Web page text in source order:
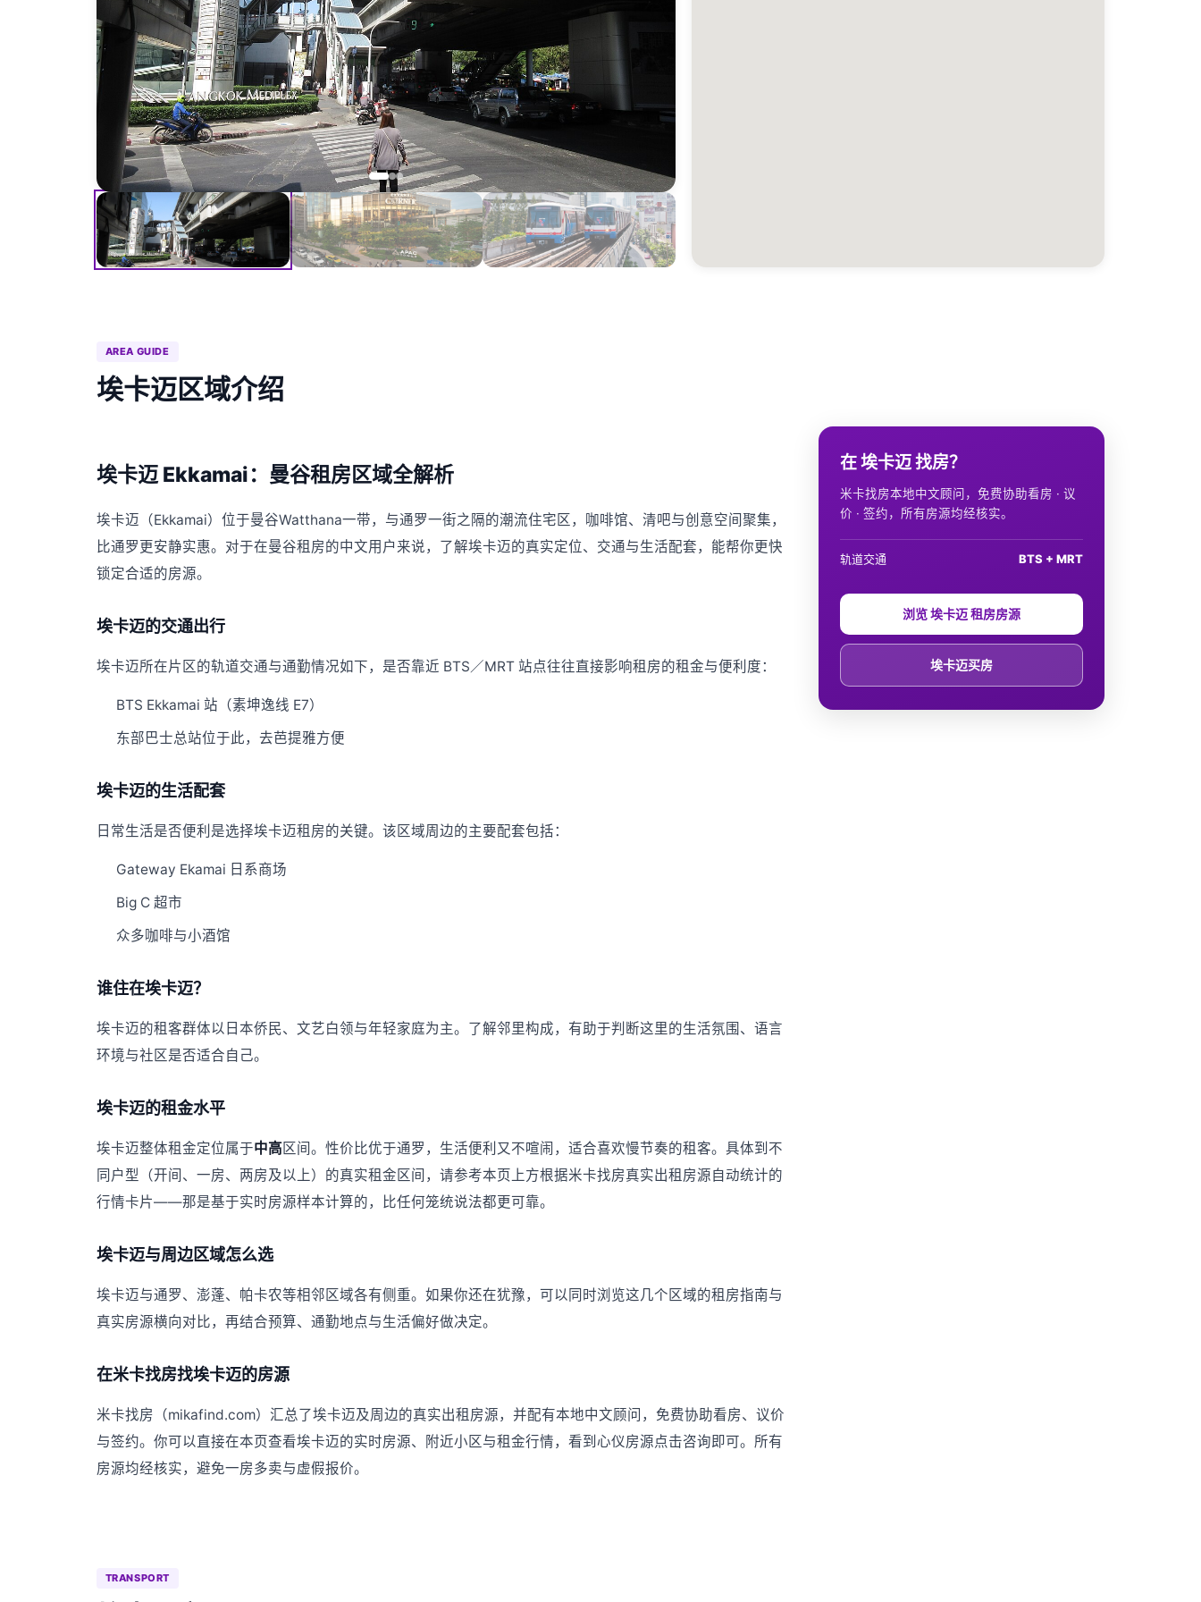
AREA GUIDE
埃卡迈区域介绍
埃卡迈 Ekkamai：曼谷租房区域全解析
埃卡迈（Ekkamai）位于曼谷Watthana一带，与通罗一街之隔的潮流住宅区，咖啡馆、清吧与创意空间聚集，
比通罗更安静实惠。对于在曼谷租房的中文用户来说，了解埃卡迈的真实定位、交通与生活配套，能帮你更快
锁定合适的房源。
埃卡迈的交通出行
埃卡迈所在片区的轨道交通与通勤情况如下，是否靠近 BTS／MRT 站点往往直接影响租房的租金与便利度：
BTS Ekkamai 站（素坤逸线 E7）
东部巴士总站位于此，去芭提雅方便
埃卡迈的生活配套
日常生活是否便利是选择埃卡迈租房的关键。该区域周边的主要配套包括：
Gateway Ekamai 日系商场
Big C 超市
众多咖啡与小酒馆
谁住在埃卡迈？
埃卡迈的租客群体以日本侨民、文艺白领与年轻家庭为主。了解邻里构成，有助于判断这里的生活氛围、语言
环境与社区是否适合自己。
埃卡迈的租金水平
埃卡迈整体租金定位属于中高区间。性价比优于通罗，生活便利又不喧闹，适合喜欢慢节奏的租客。具体到不
同户型（开间、一房、两房及以上）的真实租金区间，请参考本页上方根据米卡找房真实出租房源自动统计的
行情卡片——那是基于实时房源样本计算的，比任何笼统说法都更可靠。
埃卡迈与周边区域怎么选
埃卡迈与通罗、澎蓬、帕卡农等相邻区域各有侧重。如果你还在犹豫，可以同时浏览这几个区域的租房指南与
真实房源横向对比，再结合预算、通勤地点与生活偏好做决定。
在米卡找房找埃卡迈的房源
米卡找房（mikafind.com）汇总了埃卡迈及周边的真实出租房源，并配有本地中文顾问，免费协助看房、议价
与签约。你可以直接在本页查看埃卡迈的实时房源、附近小区与租金行情，看到心仪房源点击咨询即可。所有
房源均经核实，避免一房多卖与虚假报价。
在 埃卡迈 找房？
米卡找房本地中文顾问，免费协助看房 · 议
价 · 签约，所有房源均经核实。
轨道交通 BTS + MRT
浏览 埃卡迈 租房房源
埃卡迈买房
TRANSPORT